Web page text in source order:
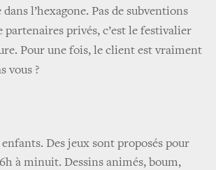
l’hexagone. Pas de subventions
partenaires privés, c’est le festivalier
Pour une fois, le client est vraiment
vous ?
enfants. Des jeux sont proposés pour
à minuit. Dessins animés, boum,